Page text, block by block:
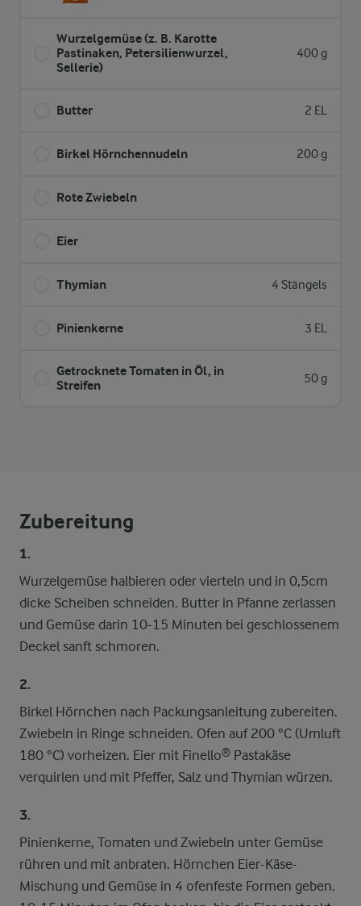
Wurzelgemüse (z. B. Karotte
Pastinaken, Petersilienwurzel,
Sellerie)
400 g
Butter 2 EL
Birkel Hörnchennudeln 200 g
Rote Zwiebeln
Eier
Thymian 4 Stängels
Pinienkerne 3 EL
Getrocknete Tomaten in Öl, in
Streifen
50 g
Zubereitung
1.
Wurzelgemüse halbieren oder vierteln und in 0,5cm
dicke Scheiben schneiden. Butter in Pfanne zerlassen
und Gemüse darin 10-15 Minuten bei geschlossenem
Deckel sanft schmoren.
2.
Birkel Hörnchen nach Packungsanleitung zubereiten.
Zwiebeln in Ringe schneiden. Ofen auf 200 °C (Umluft
180 °C) vorheizen. Eier mit Finello® Pastakäse
verquirlen und mit Pfeffer, Salz und Thymian würzen.
3.
Pinienkerne, Tomaten und Zwiebeln unter Gemüse
rühren und mit anbraten. Hörnchen Eier-Käse-
Mischung und Gemüse in 4 ofenfeste Formen geben.